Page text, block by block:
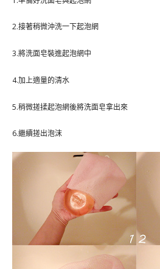
2.接著稍微沖洗一下起泡網
3.將洗面皂裝進起泡網中
4.加上適量的清水
5.稍微搓揉起泡網後將洗面皂拿出來
6.繼續搓出泡沫